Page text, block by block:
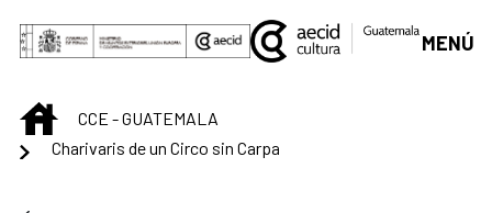
Saltar al contenido principal
MENÚ
INICIOCCE - GUATEMALA
Charivaris de un Circo sin Carpa